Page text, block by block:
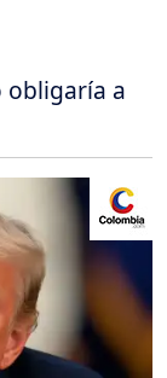
obligaría a